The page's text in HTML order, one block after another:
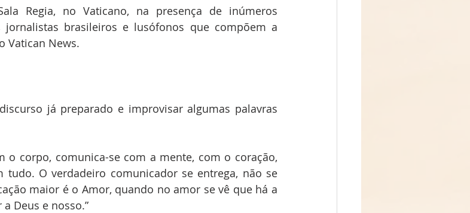
Regia, no Vaticano, na presença de inúmeros
brasileiros e lusófonos que compõem a
Vatican News.
já preparado e improvisar algumas palavras
o corpo, comunica-se com a mente, com o coração,
tudo. O verdadeiro comunicador se entrega, não se
maior é o Amor, quando no amor se vê que há a
Deus e nosso.”